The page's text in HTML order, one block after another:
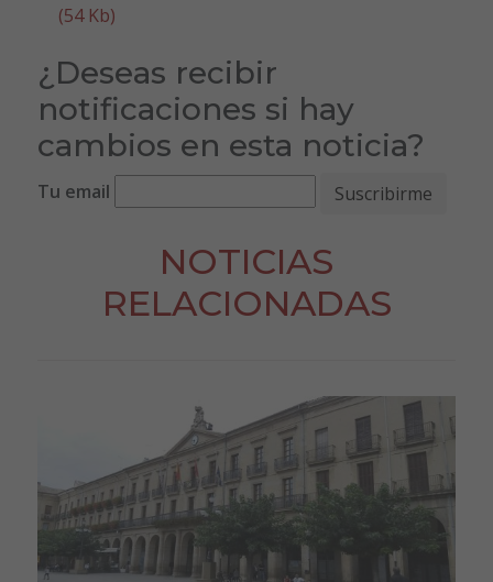
(54 Kb)
¿Deseas recibir
notificaciones si hay
cambios en esta noticia?
Tu email
NOTICIAS
RELACIONADAS